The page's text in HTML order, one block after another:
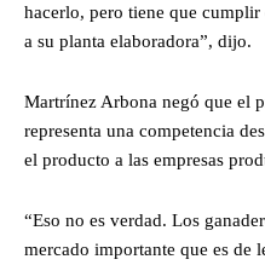
hacerlo, pero tiene que
a su planta elaboradora”, dijo.
Martrínez Arbona negó que el
representa una competencia
el producto a las empresas
“Eso no es verdad. Los
mercado importante que es de